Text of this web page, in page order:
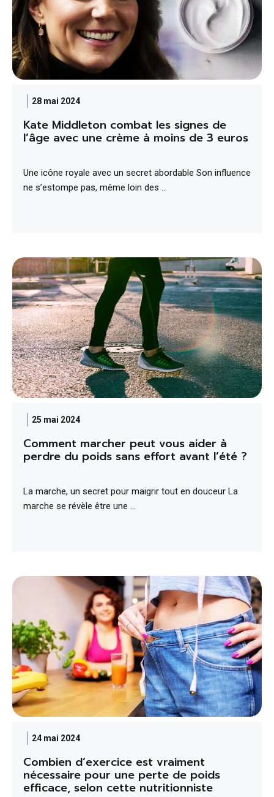
28 mai 2024
Kate Middleton combat les signes de
l’âge avec une crème à moins de 3 euros
Une icône royale avec un secret abordable Son influence
ne s’estompe pas, même loin des …
25 mai 2024
Comment marcher peut vous aider à
perdre du poids sans effort avant l’été ?
La marche, un secret pour maigrir tout en douceur La
marche se révèle être une …
24 mai 2024
Combien d’exercice est vraiment
nécessaire pour une perte de poids
efficace, selon cette nutritionniste